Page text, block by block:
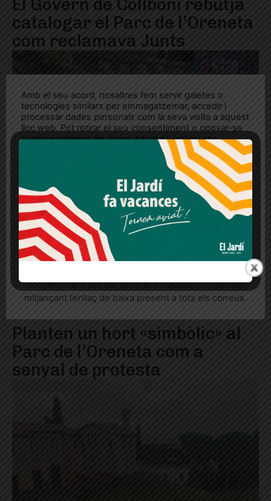
El Govern de Collboni rebutja
catalogar el Parc de l’Oreneta
com reclamava Junts
Planten un hort «simbòlic» al
Parc de l’Oreneta com a
senyal de protesta
Amb el seu acord, nosaltres fem servir galetes o
tecnologies similars per emmagatzemar, accedir i
processar dades personals com la seva visita a aquest
lloc web. Pot retirar el seu consentiment o oposar-se
al processament de dades basat en interessos
legítims en qualsevol moment fent clic a "Ajustos de
cookies" o a la nostra Política de privacitat en aquest
lloc web. Si cliques "acceptar" dones el teu
Més informació Acceptar Rebutjar tot
Quan l’usuari crea un compte al Diari el Jardí, dona el
seu consentiment explícit per rebre comunicacions
consentiment pot ser revocat en qualsevol moment
mitjançant l’enllaç de baixa present a tots els correus.